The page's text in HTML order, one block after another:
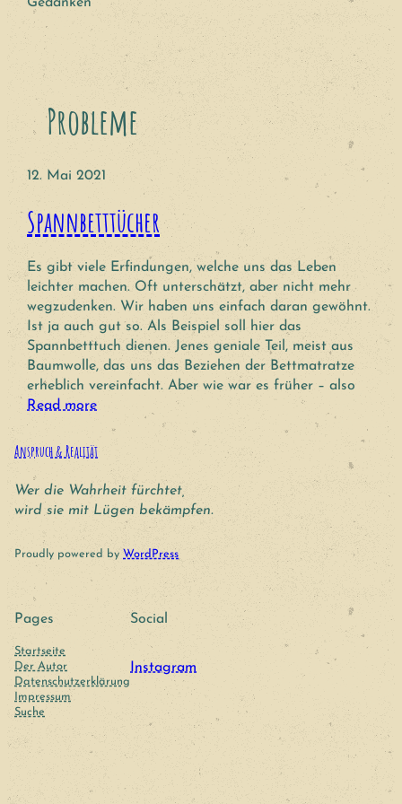
Probleme
12. Mai 2021
Spannbetttücher
Es gibt viele Erfindungen, welche uns das Leben
leichter machen. Oft unterschätzt, aber nicht mehr
wegzudenken. Wir haben uns einfach daran gewöhnt.
Ist ja auch gut so. Als Beispiel soll hier das
Spannbetttuch dienen. Jenes geniale Teil, meist aus
Baumwolle, das uns das Beziehen der Bettmatratze
erheblich vereinfacht. Aber wie war es früher – also
Read more
Anspruch & Realität
Wer die Wahrheit fürchtet,
wird sie mit Lügen bekämpfen.
Proudly powered by WordPress
Pages
Startseite
Der Autor
Datenschutzerklärung
Impressum
Suche
Social
Instagram